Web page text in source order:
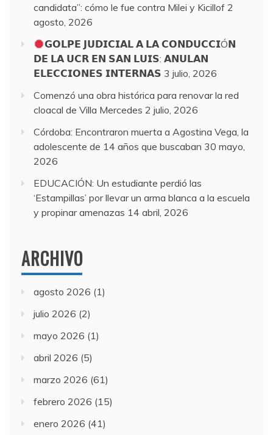
candidata”: cómo le fue contra Milei y Kicillof 2
agosto, 2026
𝗚𝗢𝗟𝗣𝗘 𝗝𝗨𝗗𝗜𝗖𝗜𝗔𝗟 𝗔 𝗟𝗔 𝗖𝗢𝗡𝗗𝗨𝗖𝗖𝗜Ó𝗡
𝗗𝗘 𝗟𝗔 𝗨𝗖𝗥 𝗘𝗡 𝗦𝗔𝗡 𝗟𝗨𝗜𝗦: 𝗔𝗡𝗨𝗟𝗔𝗡
𝗘𝗟𝗘𝗖𝗖𝗜𝗢𝗡𝗘𝗦 𝗜𝗡𝗧𝗘𝗥𝗡𝗔𝗦 3 julio, 2026
Comenzó una obra histórica para renovar la red
cloacal de Villa Mercedes 2 julio, 2026
Córdoba: Encontraron muerta a Agostina Vega, la
adolescente de 14 años que buscaban 30 mayo,
2026
EDUCACIÓN: Un estudiante perdió las
‘Estampillas’ por llevar un arma blanca a la escuela
y propinar amenazas 14 abril, 2026
ARCHIVO
agosto 2026 (1)
julio 2026 (2)
mayo 2026 (1)
abril 2026 (5)
marzo 2026 (61)
febrero 2026 (15)
enero 2026 (41)